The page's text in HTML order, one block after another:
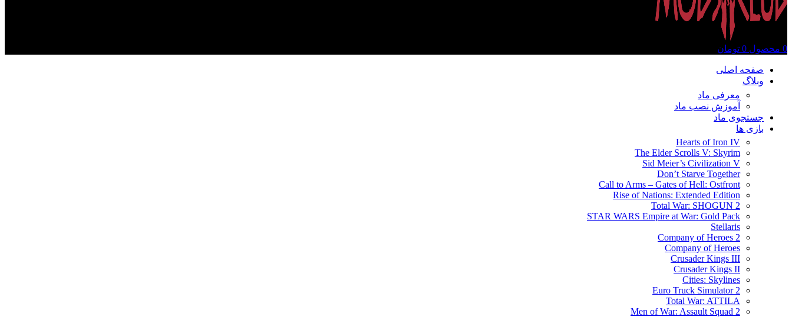
0 محصول 0 تومان
صفحه اصلی
وبلاگ
معرفی ماد
آموزش نصب ماد
جستجوی ماد
بازی ها
Hearts of Iron IV
The Elder Scrolls V: Skyrim
Sid Meier’s Civilization V
Don’t Starve Together
Call to Arms – Gates of Hell: Ostfront
Rise of Nations: Extended Edition
Total War: SHOGUN 2
STAR WARS Empire at War: Gold Pack
Stellaris
Company of Heroes 2
Company of Heroes
Crusader Kings III
Crusader Kings II
Cities: Skylines
Euro Truck Simulator 2
Total War: ATTILA
Men of War: Assault Squad 2